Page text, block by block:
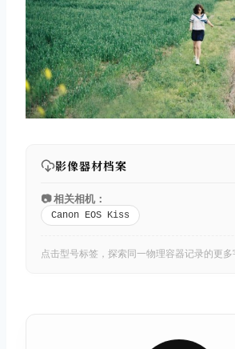
影像器材档案
📷 相关相机：
Canon EOS Kiss
点击型号标签，探索同一物理容器记录的更多